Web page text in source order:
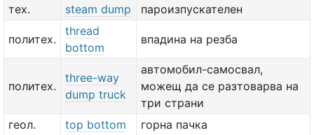
тех.
steam dump пароизпускателен
политех.
thread
bottom
впадина на резба
политех.
three-way
dump truck
автомобил-самосвал,
можещ да се разтоварва на
три страни
геол.
top bottom горна пачка